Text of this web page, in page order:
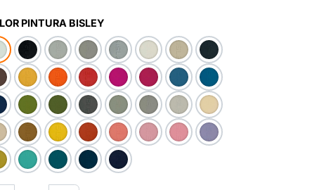
PINTURA BISLEY